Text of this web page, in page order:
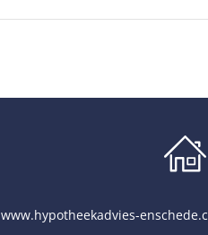
www.hypotheekadvies-